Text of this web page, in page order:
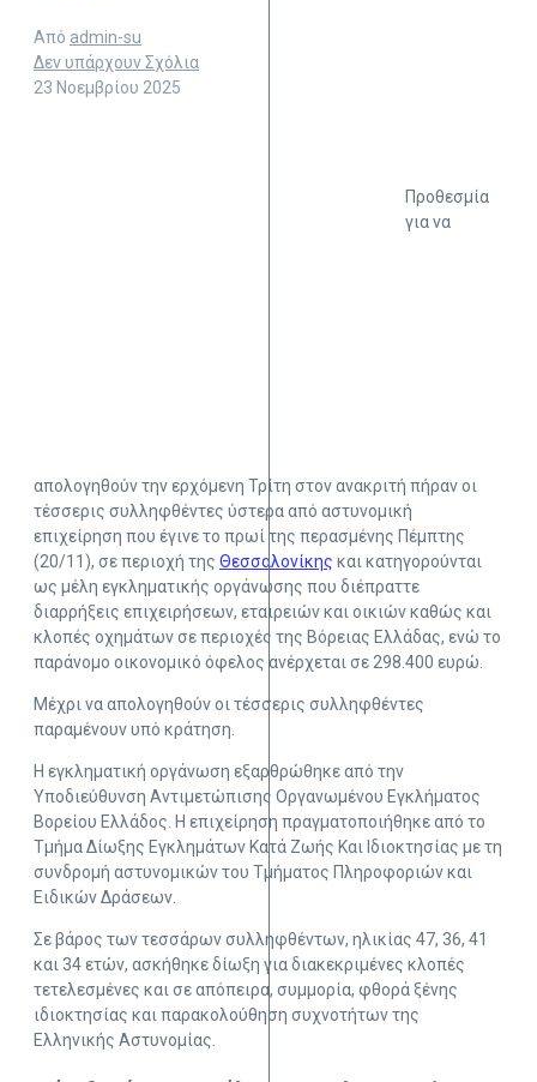
Από admin-su
Δεν υπάρχουν Σχόλια
23 Νοεμβρίου 2025
Προθεσμία
για να
απολογηθούν την ερχόμενη Τρίτη στον ανακριτή πήραν οι
τέσσερις συλληφθέντες ύστερα από αστυνομική
επιχείρηση που έγινε το πρωί της περασμένης Πέμπτης
(20/11), σε περιοχή της Θεσσαλονίκης και κατηγορούνται
ως μέλη εγκληματικής οργάνωσης που διέπραττε
διαρρήξεις επιχειρήσεων, εταιρειών και οικιών καθώς και
κλοπές οχημάτων σε περιοχές της Βόρειας Ελλάδας, ενώ το
παράνομο οικονομικό όφελος ανέρχεται σε 298.400 ευρώ.
Μέχρι να απολογηθούν οι τέσσερις συλληφθέντες
παραμένουν υπό κράτηση.
Η εγκληματική οργάνωση εξαρθρώθηκε από την
Υποδιεύθυνση Αντιμετώπισης Οργανωμένου Εγκλήματος
Βορείου Ελλάδος. Η επιχείρηση πραγματοποιήθηκε από το
Τμήμα Δίωξης Εγκλημάτων Κατά Ζωής Και Ιδιοκτησίας με τη
συνδρομή αστυνομικών του Τμήματος Πληροφοριών και
Ειδικών Δράσεων.
Σε βάρος των τεσσάρων συλληφθέντων, ηλικίας 47, 36, 41
και 34 ετών, ασκήθηκε δίωξη για διακεκριμένες κλοπές
τετελεσμένες και σε απόπειρα, συμμορία, φθορά ξένης
ιδιοκτησίας και παρακολούθηση συχνοτήτων της
Ελληνικής Αστυνομίας.